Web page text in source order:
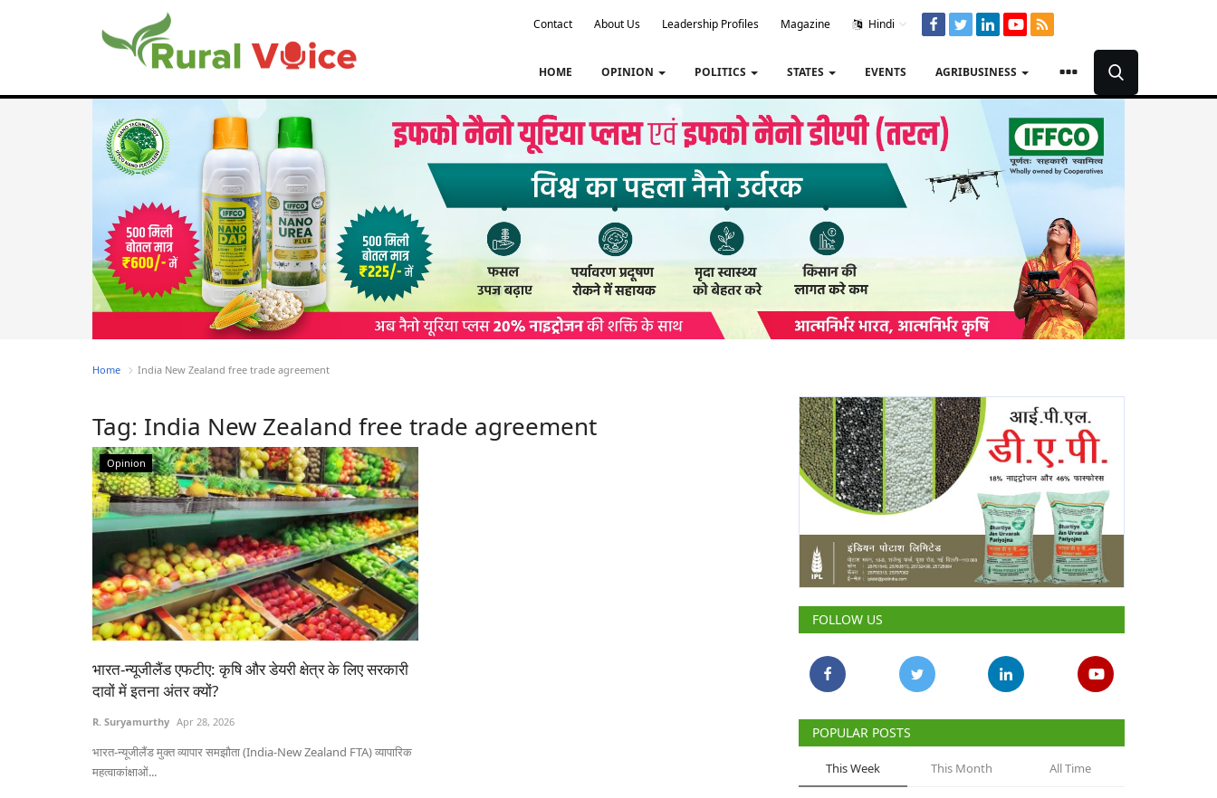
Contact About Us Leadership Profiles Magazine Hindi
HOME OPINION POLITICS STATES EVENTS AGRIBUSINESS
Home India New Zealand free trade agreement
Tag: India New Zealand free trade agreement
Opinion
भारत-न्यूजीलैंड एफटीए: कृषि और डेयरी क्षेत्र के लिए सरकारी
दावों में इतना अंतर क्यों?
R. Suryamurthy Apr 28, 2026
भारत-न्यूजीलैंड मुक्त व्यापार समझौता (India-New Zealand FTA) व्यापारिक
महत्वाकांक्षाओं...
FOLLOW US
POPULAR POSTS
This Week This Month All Time